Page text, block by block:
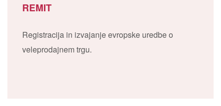
REMIT
Registracija in izvajanje evropske uredbe o
veleprodajnem trgu.